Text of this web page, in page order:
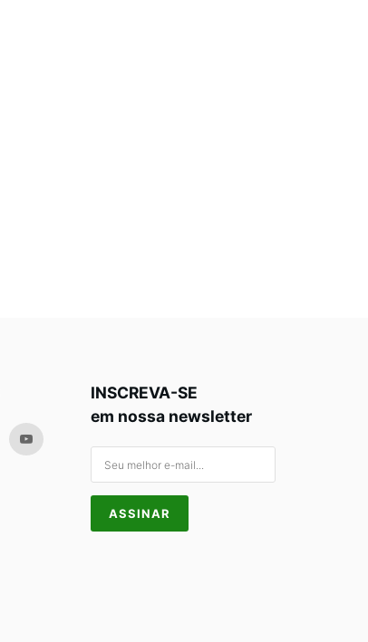
INSCREVA-SE
em nossa newsletter